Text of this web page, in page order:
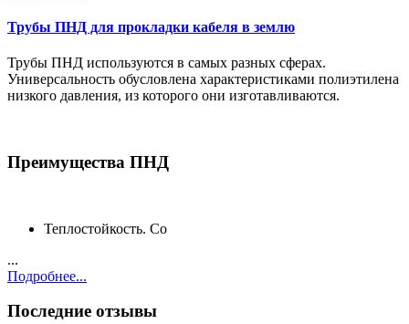
Трубы ПНД для прокладки кабеля в землю
Трубы ПНД используются в самых разных сферах.
Универсальность обусловлена характеристиками полиэтилена
низкого давления, из которого они изготавливаются.
Преимущества ПНД
Теплостойкость. Со
...
Подробнее...
Последние отзывы